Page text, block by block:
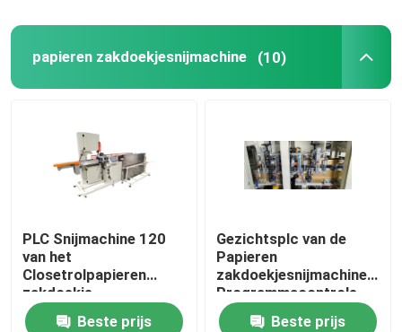
papieren zakdoekjesnijmachine (10)
PLC Snijmachine 120
van het
Closetrolpapieren
zakdoekje
Besnoeiingen/Min
Beste prijs
Gezichtsplc van de
Papieren
zakdoekjesnijmachine
Programmacontrole
180cuts/Min
Beste prijs